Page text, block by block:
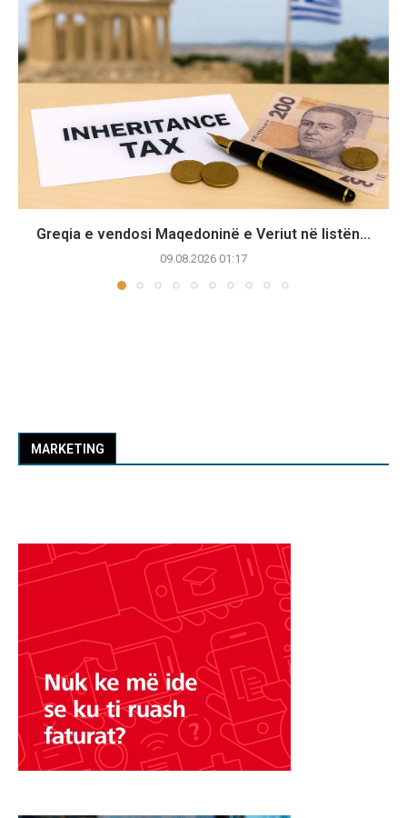
Greqia e vendosi Maqedoninë e Veriut në listën...
09.08.2026 01:17
MARKETING